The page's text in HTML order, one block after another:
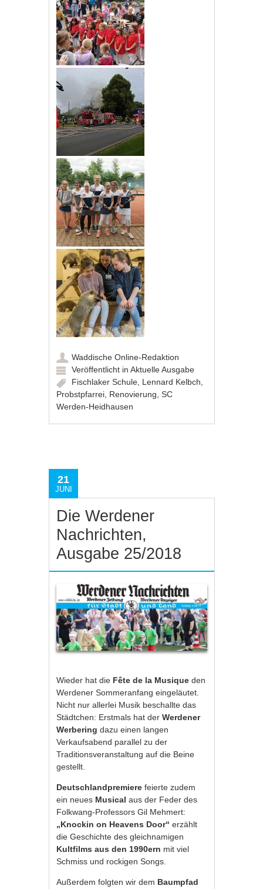
Waddische Online-Redaktion
Veröffentlicht inAktuelle Ausgabe
Fischlaker Schule Lennard Kelbch
Probstpfarrei Renovierung ,SC
Werden-Heidhausen
21
JUNI
Die Werdener
Nachrichten,
Ausgabe 25/2018
Wieder hat die Fête de la Musique den
Werdener Sommeranfang eingeläutet.
Nicht nur allerlei Musik beschallte das
Städtchen: Erstmals hat derWerdener
Werbering dazu einen langen
Verkaufsabend parallel zu der
Traditionsveranstaltung auf die Beine
gestellt.
Deutschlandpremiere feierte zudem
ein neues Musical aus der Feder des
Folkwang-Professors Gil Mehmert:
„Knockin on Heavens Door“ erzählt
die Geschichte des gleichnamigen
Kultfilms aus den 1990ern mit viel
Schmiss und rockigen Songs.
Außerdem folgten wir dem Baumpfad